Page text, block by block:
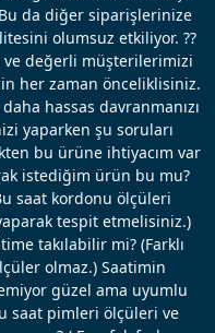
da diğer siparişlerinize
olumsuz etkiliyor. ??
ve değerli müşterilerimizi
her zaman önceliklisiniz.
hassas davranmanızı
yaparken şu soruları
bu ürüne ihtiyacım var
istediğim ürün bu mu?
saat kordonu ölçüleri
tespit etmelisiniz.)
takılabilir mi? (Farklı
olmaz.) Saatimin
güzel ama uyumlu
saat pimleri ölçüleri ve